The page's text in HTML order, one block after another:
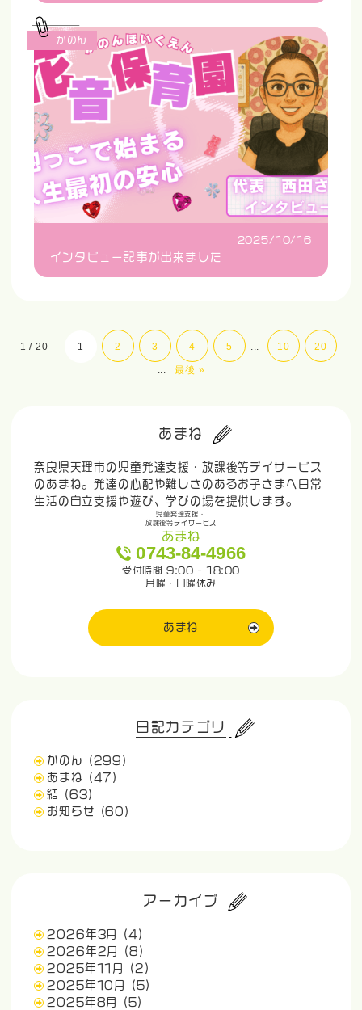
2025/10/16
インタビュー記事が出来ました
かのん
1 / 20 1 2 3 4 5 ... 10 20
... 最後 »
あまね
奈良県天理市の児童発達支援・放課後等デイサービス
のあまね。発達の心配や難しさのあるお子さまへ日常
生活の自立支援や遊び、学びの場を提供します。
児童発達支援・
放課後等デイサービス
あまね
0743-84-4966
受付時間 9:00 - 18:00
月曜・日曜休み
あまね
日記カテゴリ
かのん
(299)
あまね
(47)
結
(63)
お知らせ
(60)
アーカイブ
2026年3月
(4)
2026年2月
(8)
2025年11月
(2)
2025年10月
(5)
2025年8月
(5)